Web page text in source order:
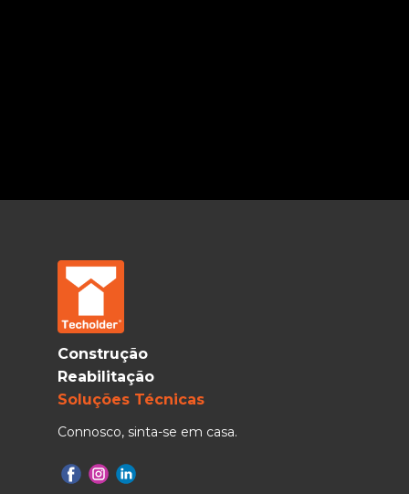
Construção
Reabilitação
Soluções Técnicas
Connosco, sinta-se em casa.